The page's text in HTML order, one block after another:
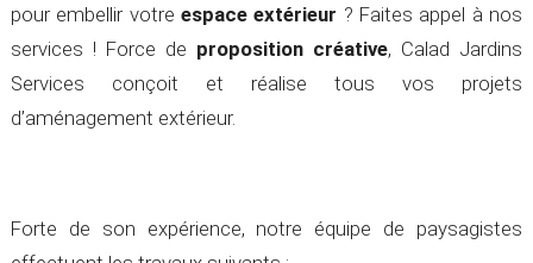
pour embellir votre espace extérieur ? Faites appel à nos
services ! Force de proposition créative, Calad Jardins
Services conçoit et réalise tous vos projets
d’aménagement extérieur.
Forte de son expérience, notre équipe de paysagistes